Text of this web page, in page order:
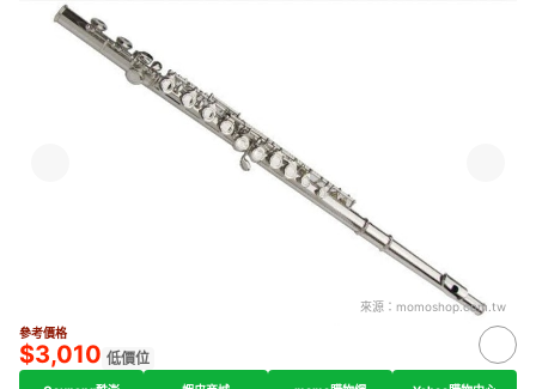
來源： momoshop.com.tw
參考價格
$3,010 低價位